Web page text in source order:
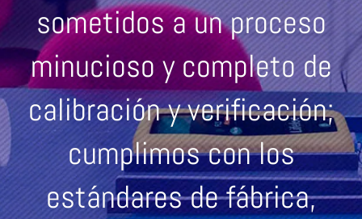
sometidos a un proceso
minucioso y completo de
calibración y verificación;
cumplimos con los
estándares de fábrica,